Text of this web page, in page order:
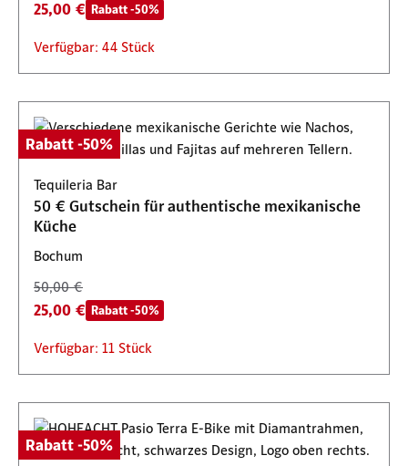
25,00 € Rabatt -50%
Verfügbar: 44 Stück
Rabatt -50%
Tequileria Bar
50 € Gutschein für authentische mexikanische
Küche
Bochum
50,00 €
25,00 € Rabatt -50%
Verfügbar: 11 Stück
Rabatt -50%